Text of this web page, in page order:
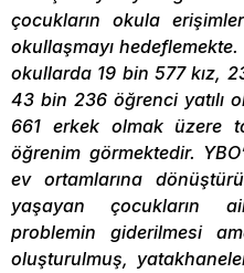
çocukların okula
okullaşmayı
okullarda 19 bin 577 kız,
43 bin 236 öğrenci yatılı
661 erkek olmak üzere
öğrenim görmektedir.
ev ortamlarına
yaşayan çocukların
problemin giderilmesi
oluşturulmuş,